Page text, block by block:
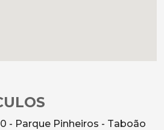
- Parque Pinheiros - Taboão